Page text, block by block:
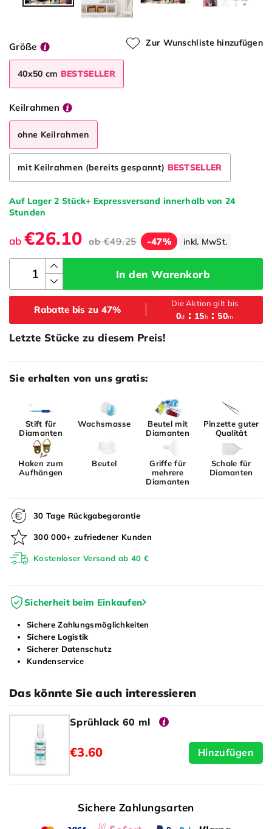
Zur Wunschliste hinzufügen
Größe
40x50 cm BESTSELLER
Keilrahmen
ohne Keilrahmen
mit Keilrahmen (bereits gespannt) BESTSELLER
Auf Lager 2 Stück+ Expressversand innerhalb von 24
Stunden
ab €26.10 ab€49.25 -47% inkl. MwSt.
In den Warenkorb
Rabatte bis zu 47%
Die Aktion gilt bis
0d 15h 50m
Letzte Stücke zu diesem Preis!
Sie erhalten von uns gratis:
Stift für
Diamanten
Wachsmasse
Beutel mit
Diamanten
Pinzette guter
Qualität
Haken zum
Aufhängen
Beutel
Griffe für
mehrere
Diamanten
Schale für
Diamanten
30 Tage Rückgabegarantie
300 000+ zufriedener Kunden
Kostenloser Versand ab 40 €
Sicherheit beim Einkaufen
Sichere Zahlungsmöglichkeiten
Sichere Logistik
Sicherer Datenschutz
Kundenservice
Das könnte Sie auch interessieren
Sprühlack 60 ml
€3.60 Hinzufügen
Sichere Zahlungsarten